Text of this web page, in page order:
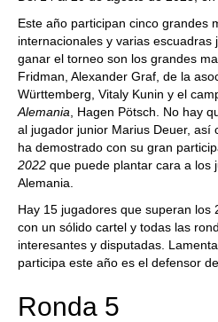
Este año participan cinco grandes
internacionales y varias escuadras
ganar el torneo son los grandes
Fridman, Alexander Graf, de la
Württemberg, Vitaly Kunin y el
Alemania , Hagen Pötsch. No hay
al jugador junior Marius Deuer, así
ha demostrado con su gran
2022 que puede plantar cara a los
Alemania.
Hay 15 jugadores que superan los
con un sólido cartel y todas las
interesantes y disputadas.
participa este año es el defensor
Ronda 5